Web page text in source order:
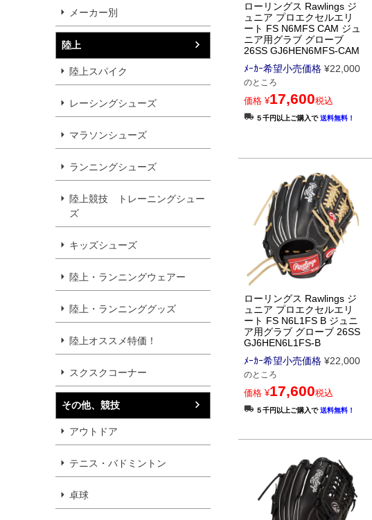
メーカー別
陸上
陸上スパイク
レーシングシューズ
マラソンシューズ
ランニングシューズ
陸上競技 トレーニングシュー
ズ
キッズシューズ
陸上・ランニングウェアー
陸上・ランニンググッズ
陸上オススメ特価！
スクスクコーナー
その他、競技
アウトドア
テニス・バドミントン
卓球
ローリングス Rawlings ジ
ュニア プロエクセルエリ
ート FS N6MFS CAM ジュ
ニア用グラブ グローブ
26SS GJ6HEN6MFS-CAM
ﾒｰｶｰ希望小売価格 ¥22,000
のところ
価格 ¥17,600税込
５千円以上ご購入で送料無料！
ローリングス Rawlings ジ
ュニア プロエクセルエリ
ート FS N6L1FS B ジュニ
ア用グラブ グローブ 26SS
GJ6HEN6L1FS-B
ﾒｰｶｰ希望小売価格 ¥22,000
のところ
価格 ¥17,600税込
５千円以上ご購入で送料無料！